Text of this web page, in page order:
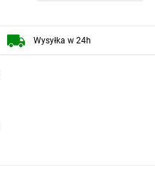
Wysyłka w 24h